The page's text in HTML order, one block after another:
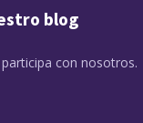
blog
con nosotros.